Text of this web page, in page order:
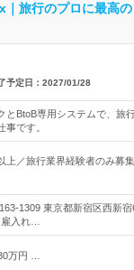
｜旅行のプロに最高
予定日： 2027/01/28
とBtoB専用システムで、旅
事です。
上／旅行業界経験者のみ募
1309 東京都新宿区西新
入れ…
万円 …